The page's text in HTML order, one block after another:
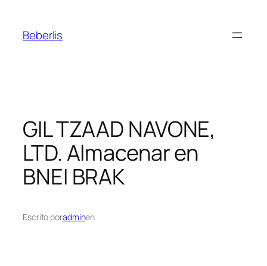
Beberlis
GIL TZAAD NAVONE,
LTD.Almacenar en
BNEI BRAK
Escrito poradminen